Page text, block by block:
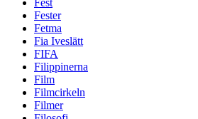
Fester
Fetma
Fia Iveslätt
FIFA
Filippinerna
Film
Filmcirkeln
Filmer